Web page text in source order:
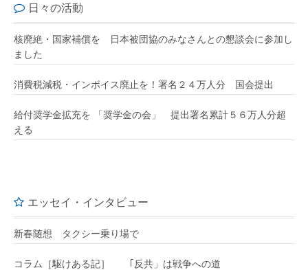
日々の活動
核廃絶・国家補償を 日本被団協のみなさんとの懇談会に参加し
ました
消費税減税・インボイス廃止を！署名２４万人分 国会提出
給付奨学金拡充を 「奨学金の会」 提出署名累計５６万人分超
える
エッセイ・インタビュー
新春随想 タクシー乗り場で
コラム［駆けある記］ ｢反共」は戦争への道